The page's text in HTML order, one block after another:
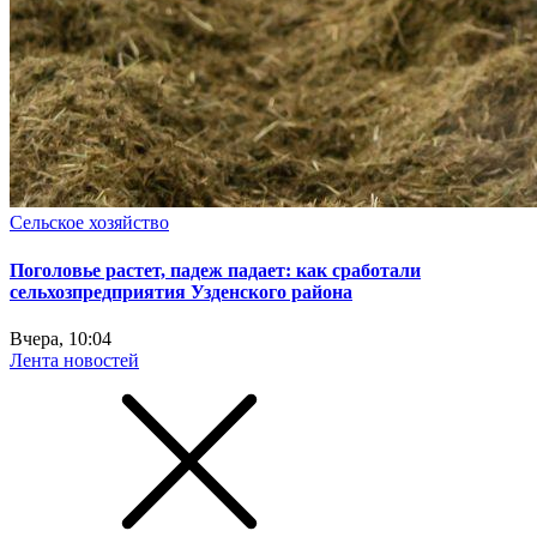
Сельское хозяйство
Поголовье растет, падеж падает: как сработали
сельхозпредприятия Узденского района
Вчера, 10:04
Лента новостей